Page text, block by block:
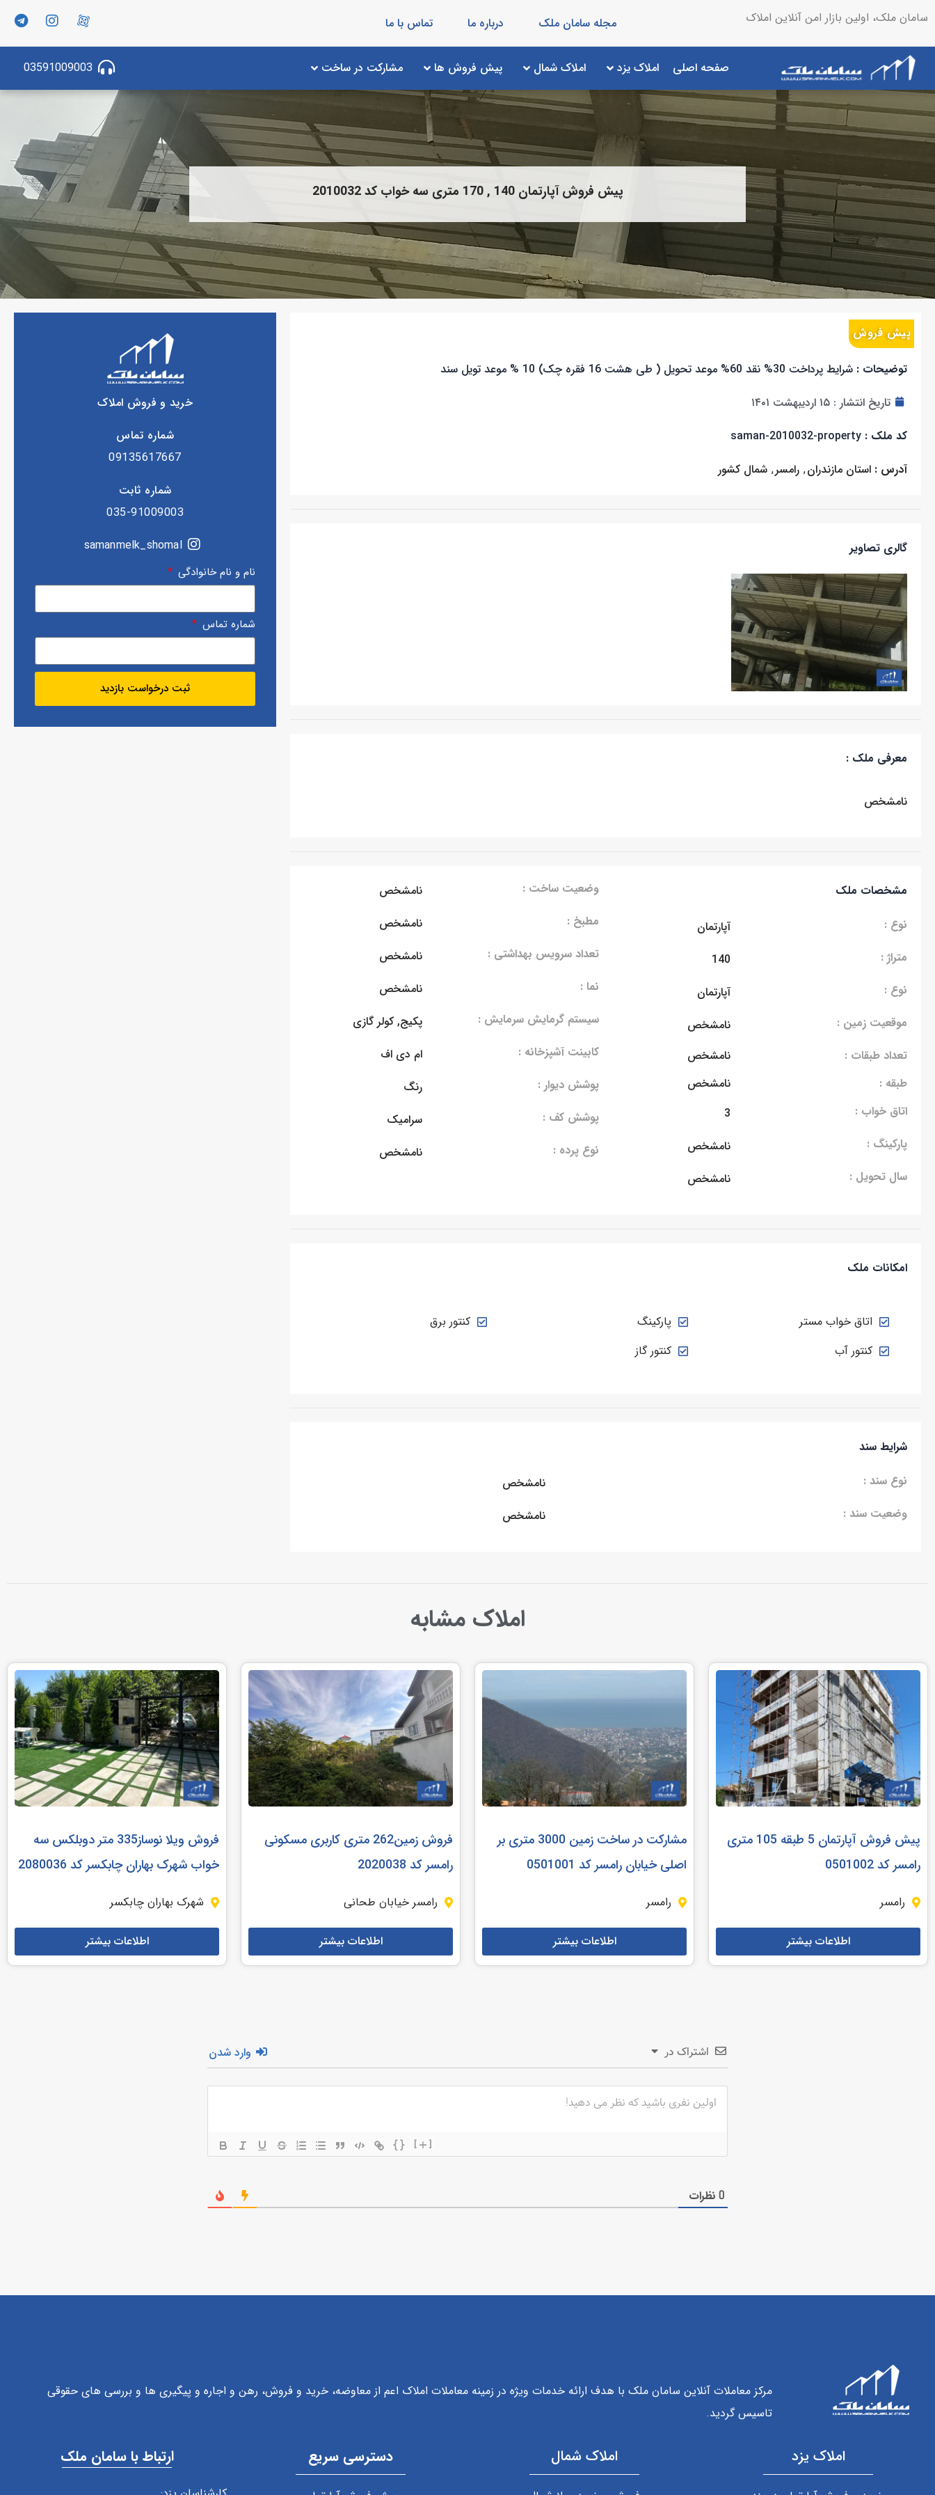
سامان ملک، اولین بازار امن آنلاین املاک مجله سامان ملک درباره ما تماس با ما
صفحه اصلی املاک یزد املاک شمال پیش فروش ها مشارکت در ساخت 03591009003
پیش فروش آپارتمان 140 , 170 متری سه خواب کد 2010032
پیش فروش
توضیحات : شرایط پرداخت 30% نقد 60% موعد تحویل ( طی هشت 16 فقره چک) 10 % موعد تویل سند
تاریخ انتشار : ۱۵ اردیبهشت ۱۴۰۱
کد ملک : saman-2010032-property
آدرس : استان مازندران, رامسر, شمال کشور
گالری تصاویر
معرفی ملک :
نامشخص
مشخصات ملک
نوع :
آپارتمان
متراژ :
140
نوع :
آپارتمان
موقعیت زمین :
نامشخص
تعداد طبقات :
نامشخص
طبقه :
نامشخص
اتاق خواب :
3
پارکینگ :
نامشخص
سال تحویل :
نامشخص
وضعیت ساخت :
نامشخص
مطبخ :
نامشخص
تعداد سرویس بهداشتی :
نامشخص
نما :
نامشخص
سیستم گرمایش سرمایش :
پکیج, کولر گازی
کابینت آشپزخانه :
ام دی اف
پوشش دیوار :
رنگ
پوشش کف :
سرامیک
نوع پرده :
نامشخص
امکانات ملک
اتاق خواب مستر پارکینگ
کنتور برق
کنتور آب
کنتور گاز
شرایط سند
نوع سند :
نامشخص
وضعیت سند :
نامشخص
خرید و فروش املاک
شماره تماس
09135617667
شماره ثابت
035-91009003
samanmelk_shomal
نام و نام خانوادگی
شماره تماس
ثبت درخواست بازدید
املاک مشابه
پیش فروش آپارتمان 5 طبقه 105 متری
رامسر کد 0501002
رامسر
اطلاعات بیشتر
مشارکت در ساخت زمین 3000 متری بر
اصلی خیابان رامسر کد 0501001
رامسر
اطلاعات بیشتر
فروش زمین262 متری کاربری مسکونی
رامسر کد 2020038
رامسر خیابان طحانی
اطلاعات بیشتر
فروش ویلا نوساز335 متر دوبلکس سه
خواب شهرک بهاران چابکسر کد 2080036
شهرک بهاران چابکسر
اطلاعات بیشتر
اشتراک در وارد شدن
{} [+]
0نظرات
مرکز معاملات آنلاین سامان ملک با هدف ارائه خدمات ویژه در زمینه معاملات املاک اعم از معاوضه، خرید و فروش، رهن و اجاره و پیگیری ها و بررسی های حقوقی
تاسیس گردید.
املاک یزد املاک شمال دسترسی سریع ارتباط با سامان ملک